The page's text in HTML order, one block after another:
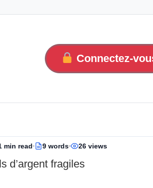
Connectez-
min read 9 words 26 views
d’argent fragiles